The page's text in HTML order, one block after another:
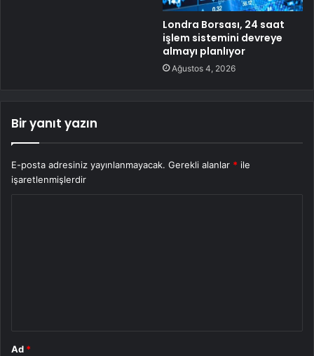
Londra Borsası, 24 saat
işlem sistemini devreye
almayı planlıyor
Ağustos 4, 2026
Bir yanıt yazın
E-posta adresiniz yayınlanmayacak. Gerekli alanlar * ile
işaretlenmişlerdir
Ad *